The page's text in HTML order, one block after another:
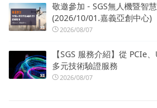
敬邀參加 - SGS無人機暨智
(2026/10/01.嘉義亞創中心)
2026/08/07
【SGS 服務介紹】從 PCIe
多元技術驗證服務
2026/08/07